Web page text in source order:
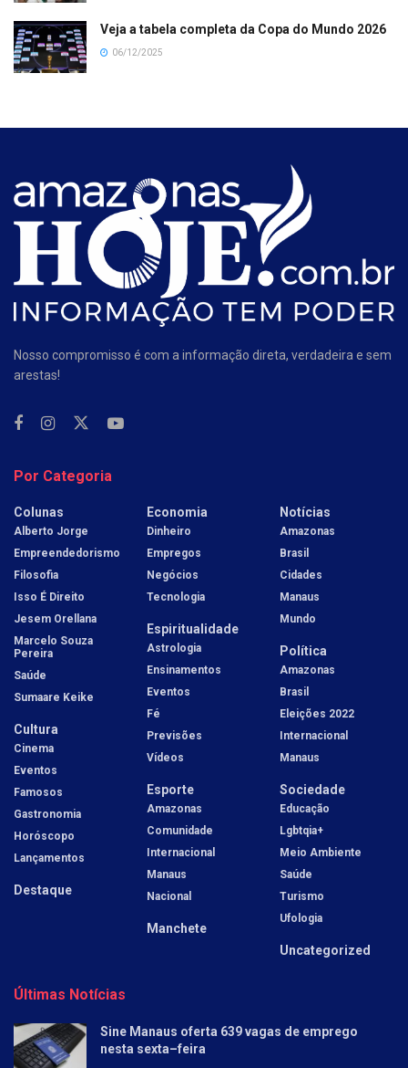
Veja a tabela completa da Copa do Mundo 2026
06/12/2025
Nosso compromisso é com a informação direta, verdadeira e sem
arestas!
Por Categoria
Colunas
Alberto Jorge
Empreendedorismo
Filosofia
Isso É Direito
Jesem Orellana
Marcelo Souza
Pereira
Saúde
Sumaare Keike
Cultura
Cinema
Eventos
Famosos
Gastronomia
Horóscopo
Lançamentos
Destaque
Economia
Dinheiro
Empregos
Negócios
Tecnologia
Espiritualidade
Astrologia
Ensinamentos
Eventos
Fé
Previsões
Vídeos
Esporte
Amazonas
Comunidade
Internacional
Manaus
Nacional
Manchete
Notícias
Amazonas
Brasil
Cidades
Manaus
Mundo
Política
Amazonas
Brasil
Eleições 2022
Internacional
Manaus
Sociedade
Educação
Lgbtqia+
Meio Ambiente
Saúde
Turismo
Ufologia
Uncategorized
Últimas Notícias
Sine Manaus oferta 639 vagas de emprego
nesta sexta–feira